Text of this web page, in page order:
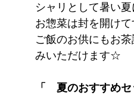
シャリとして暑い
お惣菜は封を開け
ご飯のお供にもお
みいただけます☆
「　夏のおすすめ